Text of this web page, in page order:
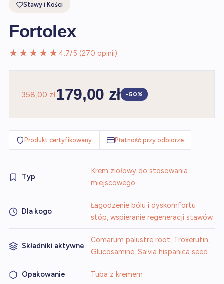
Stawy i Kości
Fortolex
★★★★★ 4.7/5 (270 opinii)
358,00 zł179,00 zł -50%
Produkt certyfikowany Płatność przy odbiorze
Typ
Krem ziołowy do stosowania
miejscowego
Dla kogo
Łagodzenie bólu i dyskomfortu
stóp, wspieranie regeneracji stawów
Składniki aktywne
Comarum palustre root, Troxerutin,
Glucosamine, Salvia hispanica seed
Opakowanie Tuba z kremem